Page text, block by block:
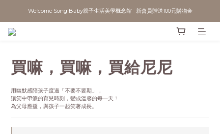
Welcome Song Baby親子生活美學概念館   新會員贈送100元購物金
買嘛，買嘛，買給尼尼
用幽默感陪孩子度過「不要不要期」，
讓笑中帶淚的育兒時刻，變成溫馨的每一天！
為父母應援，與孩子一起笑著成長。